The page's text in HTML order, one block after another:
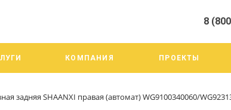
и третьими лицами, для анализа событий на
Более подробные сведения смотрите в
8
г.
тракт 20А/3
Cб-Вс:
КОМПАНИЯ ПРОЕКТЫ
задняя SHAANXI правая (автомат) WG9100340060/